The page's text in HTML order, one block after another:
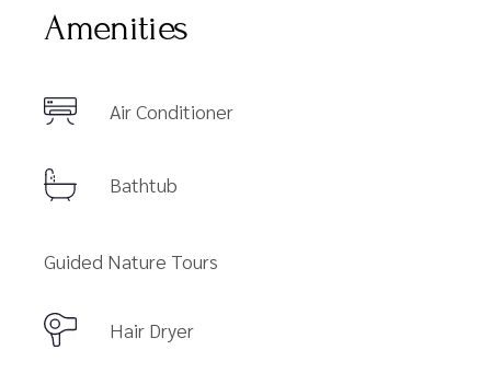
Amenities
Air Conditioner
Bathtub
Guided Nature Tours
Hair Dryer